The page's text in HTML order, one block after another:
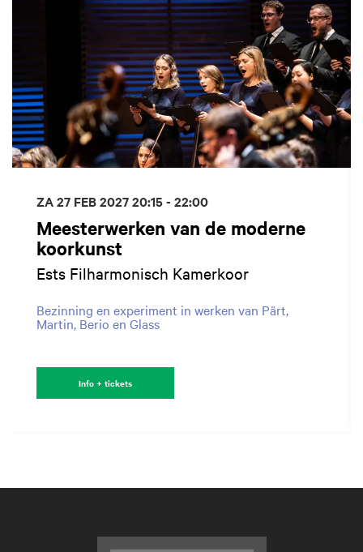
Meesterwerken van de moderne
koorkunst
Ests Filharmonisch Kamerkoor
Bezinning en experiment in werken van Pärt,
Martin, Berio en Glass
ZA 27 FEB 202720:15 - 22:00
Info + tickets